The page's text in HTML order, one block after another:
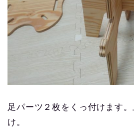
足パーツ２枚をくっ付けます
け。